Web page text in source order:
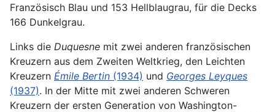
Französisch Blau und 153 Hellblaugrau, für die Decks
166 Dunkelgrau.
Links die Duquesne mit zwei anderen französischen
Kreuzern aus dem Zweiten Weltkrieg, den Leichten
Kreuzern Émile Bertin (1934) und Georges Leyques
(1937). In der Mitte mit zwei anderen Schweren
Kreuzern der ersten Generation von Washington-